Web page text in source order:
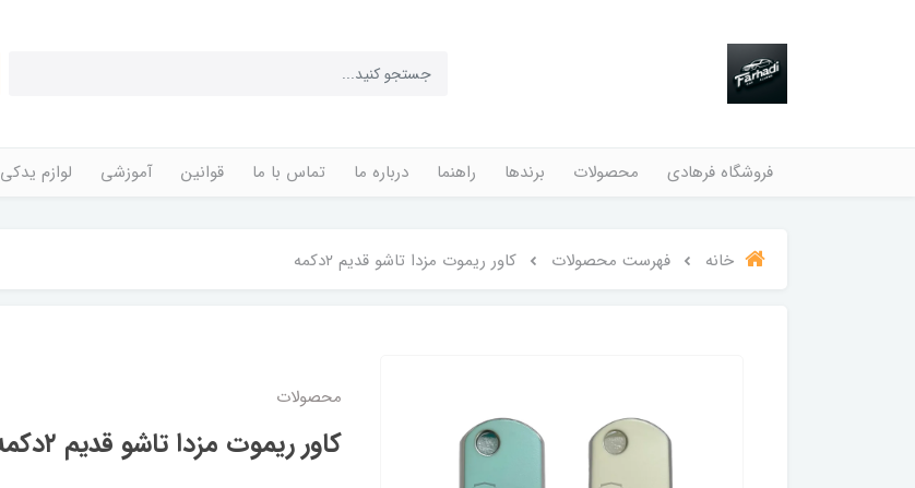
فروشگاه فرهادی محصولات برندها راهنما درباره ما تماس با ما قوانین آموزشی لوازم یدکی
خانه فهرست محصولات کاور ریموت مزدا تاشو قدیم ۲دکمه
محصولات
کاور ریموت مزدا تاشو قدیم ۲دکمه